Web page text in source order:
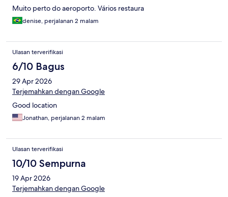
Muito perto do aeroporto. Vários restaura
denise, perjalanan 2 malam
Ulasan terverifikasi
6/10 Bagus
29 Apr 2026
Terjemahkan dengan Google
Good location
Jonathan, perjalanan 2 malam
Ulasan terverifikasi
10/10 Sempurna
19 Apr 2026
Terjemahkan dengan Google